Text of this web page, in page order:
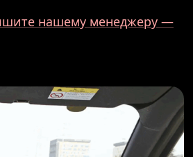
нашему менеджеру —